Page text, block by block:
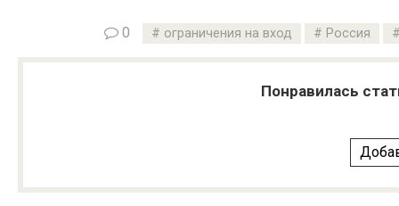
0 ограничения на вход Россия
Понравилась